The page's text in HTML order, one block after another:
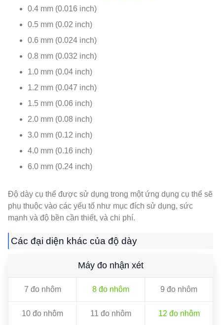
0.4 mm (0.016 inch)
0.5 mm (0.02 inch)
0.6 mm (0.024 inch)
0.8 mm (0.032 inch)
1.0 mm (0.04 inch)
1.2 mm (0.047 inch)
1.5 mm (0.06 inch)
2.0 mm (0.08 inch)
3.0 mm (0.12 inch)
4.0 mm (0.16 inch)
6.0 mm (0.24 inch)
Độ dày cụ thể được sử dụng trong một ứng dụng cụ thể sẽ
phụ thuộc vào các yếu tố như mục đích sử dụng, sức
mạnh và độ bền cần thiết, và chi phí.
Các đại diện khác của độ dày
Máy đo nhận xét
7 đo nhôm 8 đo nhôm 9 đo nhôm
10 đo nhôm 11 đo nhôm 12 đo nhôm